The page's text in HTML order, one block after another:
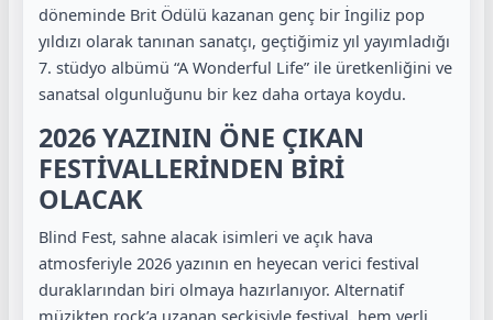
döneminde Brit Ödülü kazanan genç bir İngiliz pop
yıldızı olarak tanınan sanatçı, geçtiğimiz yıl yayımladığı
7. stüdyo albümü “A Wonderful Life” ile üretkenliğini ve
sanatsal olgunluğunu bir kez daha ortaya koydu.
2026 YAZININ ÖNE ÇIKAN
FESTİVALLERİNDEN BİRİ
OLACAK
Blind Fest, sahne alacak isimleri ve açık hava
atmosferiyle 2026 yazının en heyecan verici festival
duraklarından biri olmaya hazırlanıyor. Alternatif